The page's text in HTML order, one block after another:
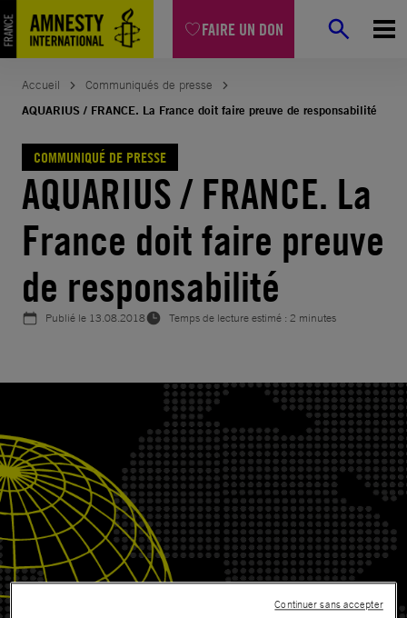
FAIRE UN DON
Aller
au
contenu
Accueil
Communiqués de presse
AQUARIUS / FRANCE. La France doit faire preuve de responsabilité
COMMUNIQUÉ DE PRESSE
AQUARIUS / FRANCE. La
France doit faire preuve
de responsabilité
Publié le 13.08.2018 Temps de lecture estimé : 2 minutes
Continuer sans accepter